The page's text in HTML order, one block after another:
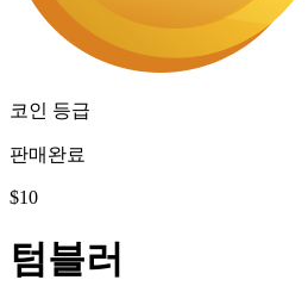
코인 등급
판매완료
$10
텀블러